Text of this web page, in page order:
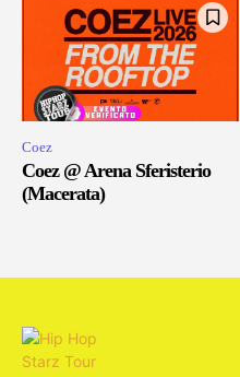
Coez
Coez @ Arena Sferisterio
(Macerata)